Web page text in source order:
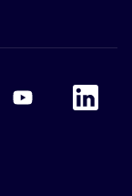
Accor Youtube
Accor